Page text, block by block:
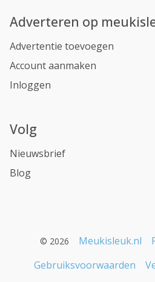
Adverteren op
Advertentie toevoegen
Account aanmaken
Inloggen
Volg
Nieuwsbrief
Blog
© 2026 Meukisleuk.nl
Gebruiksvoorwaarden